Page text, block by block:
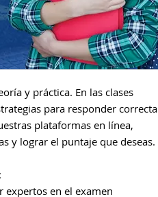
y práctica. En las clases
para responder correcta
plataformas en línea,
y lograr el puntaje que deseas.
expertos en el examen